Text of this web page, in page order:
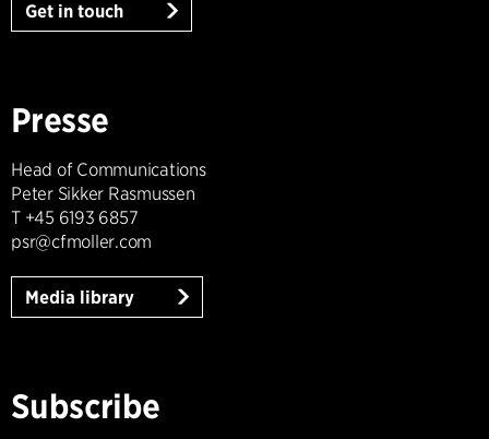
Get in touch
Presse
Head of Communications
Peter Sikker Rasmussen
T +45 6193 6857
psr@cfmoller.com
Media library
Subscribe